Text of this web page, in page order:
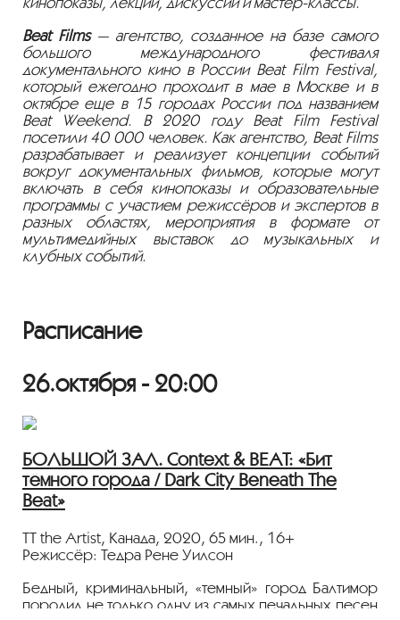
Beat Films— агентство, созданное на базе самого
большого международного фестиваля
документального кино в России Beat Film Festival,
который ежегодно проходит в мае в Москве и в
октябре еще в 15 городах России под названием
Beat Weekend. В 2020 году Beat Film Festival
посетили 40 000 человек. Как агентство, Beat Films
разрабатывает и реализует концепции событий
вокруг документальных фильмов, которые могут
включать в себя кинопоказы и образовательные
программы с участием режиссёров и экспертов в
разных областях, мероприятия в формате от
мультимедийных выставок до музыкальных и
клубных событий.
Расписание
26.октября - 20:00
БОЛЬШОЙ ЗАЛ. Context & BEAT: «Бит
тёмного города / Dark City Beneath The
Beat»
TT the Artist, Канада, 2020, 65 мин., 16+
Режиссёр: Тедра Рене Уилсон
Бедный, криминальный, «темный» город Балтимор
породил не только одну из самых печальных песен